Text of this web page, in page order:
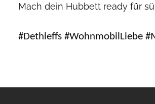
Mach dein Hubbett ready für
#Dethleffs #WohnmobilLiebe